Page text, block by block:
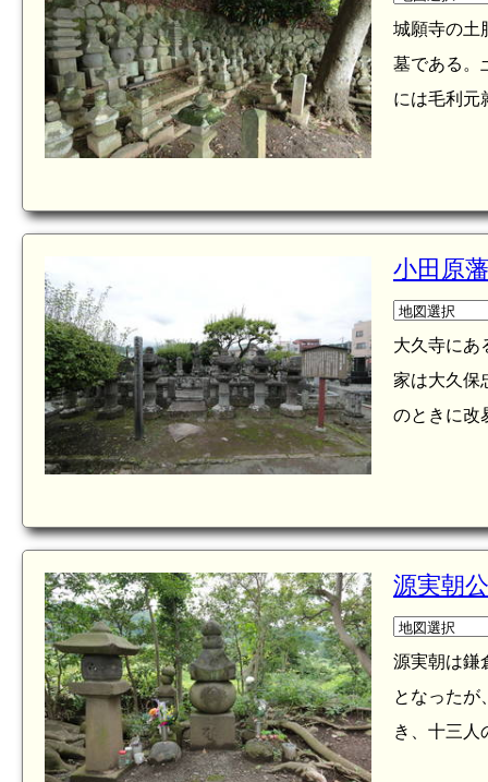
城願寺の土
墓である。
には毛利元
小田原
大久寺にあ
家は大久保
のときに改
源実朝
源実朝は鎌
となったが
き、十三人